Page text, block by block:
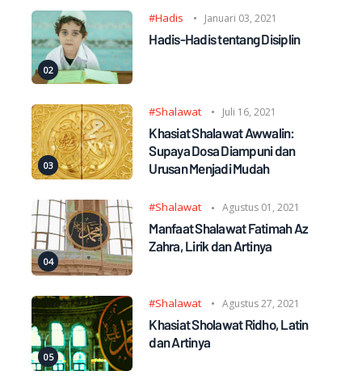
#Hadis Januari 03, 2021
Hadis-Hadis tentang Disiplin
#Shalawat Juli 16, 2021
Khasiat Shalawat Awwalin:
Supaya Dosa Diampuni dan
Urusan Menjadi Mudah
#Shalawat Agustus 01, 2021
Manfaat Shalawat Fatimah Az
Zahra, Lirik dan Artinya
#Shalawat Agustus 27, 2021
Khasiat Sholawat Ridho, Latin
dan Artinya